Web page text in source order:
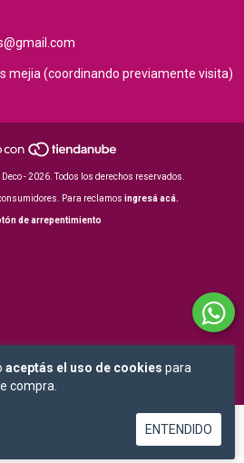
aceptás el uso de cookies para
compra.
ENTENDIDO
mejia (coordinando previamente visita)
- 2026. Todos los derechos reservados.
Para reclamos ingresá acá.
de arrepentimiento